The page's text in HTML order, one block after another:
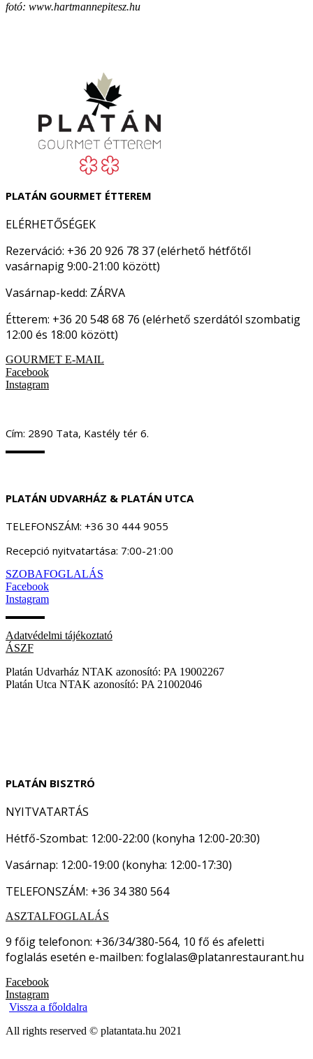
fotó: www.hartmannepitesz.hu
PLATÁN GOURMET ÉTTEREM
ELÉRHETŐSÉGEK
Rezerváció: +36 20 926 78 37 (elérhető hétfőtől
vasárnapig 9:00-21:00 között)
Vasárnap-kedd: ZÁRVA
Étterem: +36 20 548 68 76 (elérhető szerdától szombatig
12:00 és 18:00 között)
GOURMET E-MAIL
Facebook
Instagram
Cím: 2890 Tata, Kastély tér 6.
PLATÁN UDVARHÁZ & PLATÁN UTCA
TELEFONSZÁM: +36 30 444 9055
Recepció nyitvatartása: 7:00-21:00
SZOBAFOGLALÁS
Facebook
Instagram
Adatvédelmi tájékoztató
ÁSZF
Platán Udvarház NTAK azonosító: PA 19002267
Platán Utca NTAK azonosító: PA 21002046
PLATÁN BISZTRÓ
NYITVATARTÁS
Hétfő-Szombat: 12:00-22:00 (konyha 12:00-20:30)
Vasárnap: 12:00-19:00 (konyha: 12:00-17:30)
TELEFONSZÁM: +36 34 380 564
ASZTALFOGLALÁS
9 főig telefonon: +36/34/380-564, 10 fő és afeletti
foglalás esetén e-mailben: foglalas@platanrestaurant.hu
Facebook
Instagram
Vissza a főoldalra
All rights reserved © platantata.hu 2021